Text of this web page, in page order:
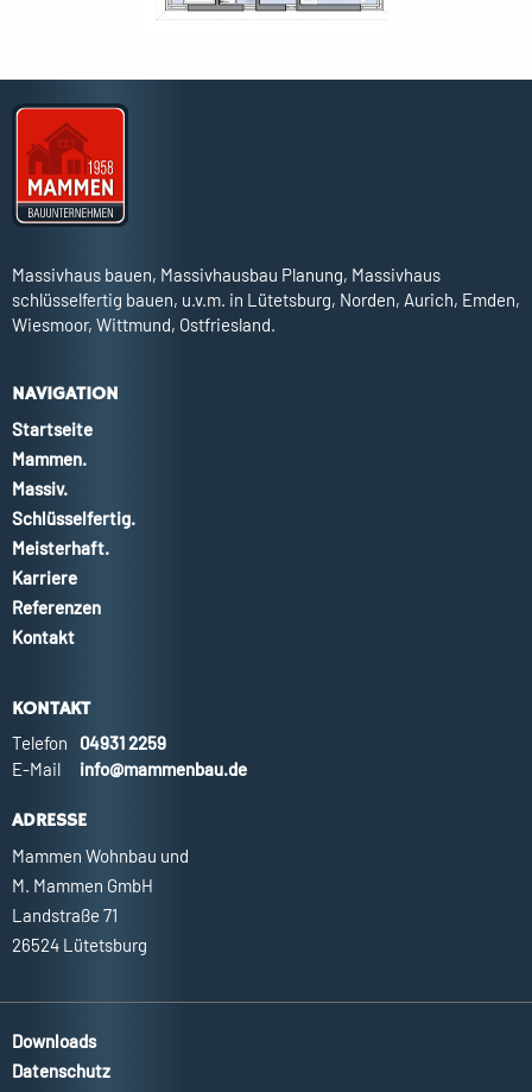
Massivhaus bauen, Massivhausbau Planung, Massivhaus
schlüsselfertig bauen, u.v.m. in Lütetsburg, Norden, Aurich, Emden,
Wiesmoor, Wittmund, Ostfriesland.
NAVIGATION
Startseite
Mammen.
Massiv.
Schlüsselfertig.
Meisterhaft.
Karriere
Referenzen
Kontakt
KONTAKT
Telefon
04931 2259
E-Mail
info@mammenbau.de
ADRESSE
Mammen Wohnbau und
M. Mammen GmbH
Landstraße 71
26524 Lütetsburg
Downloads
Datenschutz